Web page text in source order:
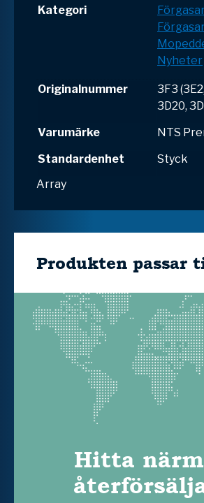
Kategori
Nyheter
Originalnummer
3F3
3D20,
Varumärke
NTS
Standardenhet
Styck
Array
Produkten passar
Hitta